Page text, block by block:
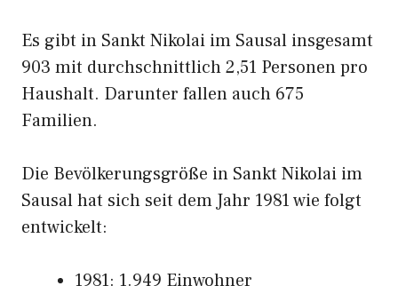
Es gibt in Sankt Nikolai im Sausal insgesamt
903 mit durchschnittlich 2,51 Personen pro
Haushalt. Darunter fallen auch 675
Familien.
Die Bevölkerungsgröße in Sankt Nikolai im
Sausal hat sich seit dem Jahr 1981 wie folgt
entwickelt:
1981: 1.949 Einwohner